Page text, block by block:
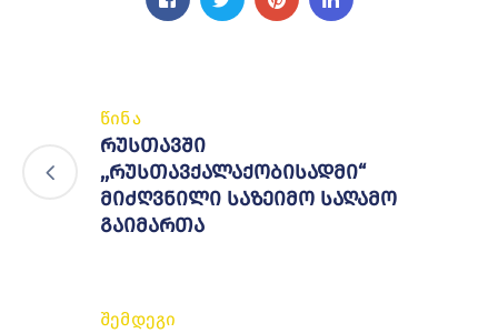
წინა
რუსთავში
,,რუსთავქალაქობისადმი“
მიძღვნილი საზეიმო საღამო
გაიმართა
შემდეგი